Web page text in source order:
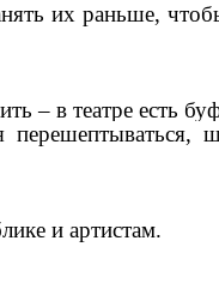
их раньше,
– в театре есть
и артистам.